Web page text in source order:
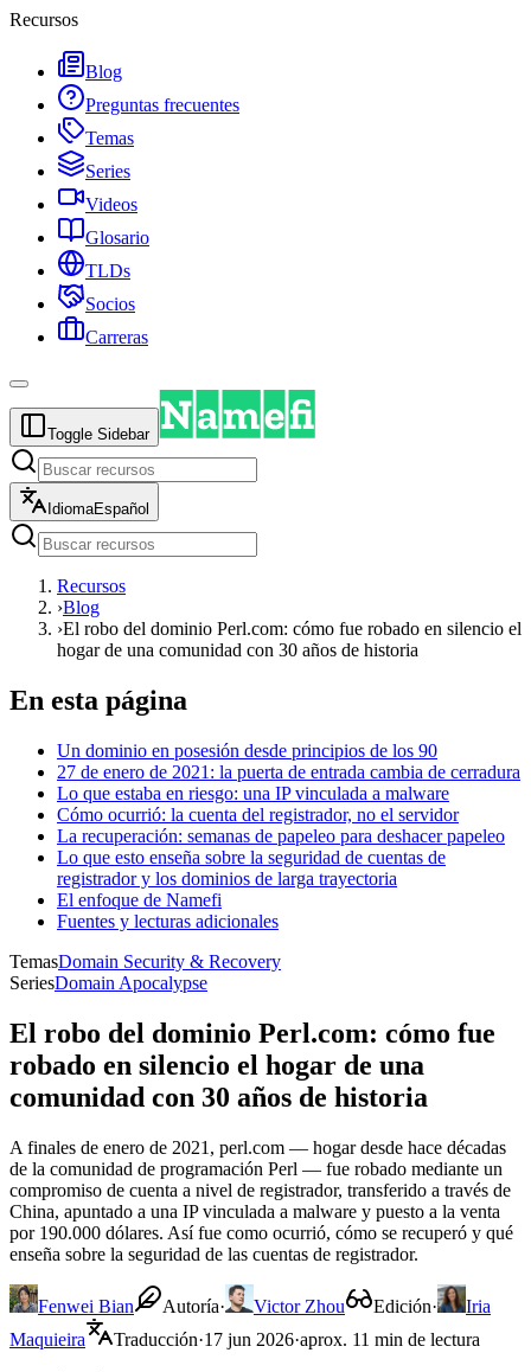
Recursos
Blog
Preguntas frecuentes
Temas
Series
Videos
Glosario
TLDs
Socios
Carreras
Toggle Sidebar
IdiomaEspañol
Recursos
›Blog
›El robo del dominio Perl.com: cómo fue robado en silencio el
hogar de una comunidad con 30 años de historia
En esta página
Un dominio en posesión desde principios de los 90
27 de enero de 2021: la puerta de entrada cambia de cerradura
Lo que estaba en riesgo: una IP vinculada a malware
Cómo ocurrió: la cuenta del registrador, no el servidor
La recuperación: semanas de papeleo para deshacer papeleo
Lo que esto enseña sobre la seguridad de cuentas de
registrador y los dominios de larga trayectoria
El enfoque de Namefi
Fuentes y lecturas adicionales
TemasDomain Security & Recovery
SeriesDomain Apocalypse
El robo del dominio Perl.com: cómo fue
robado en silencio el hogar de una
comunidad con 30 años de historia
A finales de enero de 2021, perl.com — hogar desde hace décadas
de la comunidad de programación Perl — fue robado mediante un
compromiso de cuenta a nivel de registrador, transferido a través de
China, apuntado a una IP vinculada a malware y puesto a la venta
por 190.000 dólares. Así fue como ocurrió, cómo se recuperó y qué
enseña sobre la seguridad de las cuentas de registrador.
Fenwei Bian Autoría· Victor Zhou Edición·
Iria
Maquieira
Traducción·17 jun 2026·aprox. 11 min de lectura